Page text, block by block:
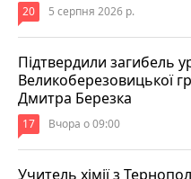
20 5 серпня 2026 р.
Підтвердили загибель
Великоберезовицької
Дмитра Березка
17 Вчора о 09:00
Учитель хімії з